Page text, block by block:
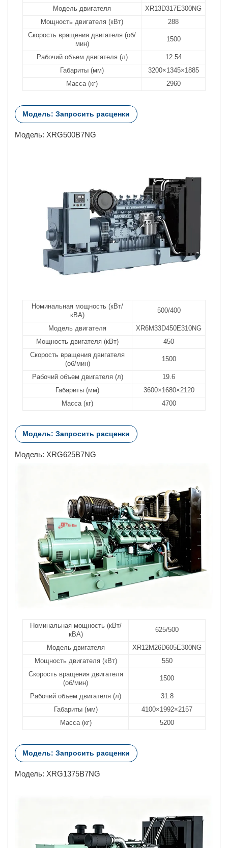
Модель двигателя
XR13D317E300NG
Мощность двигателя (кВт)
288
Скорость вращения двигателя (об/
мин)
1500
Рабочий объем двигателя (л)
12.54
Габариты (мм)
3200×1345×1885
Масса (кг)
2960
Модель: Запросить расценки
Модель: XRG500B7NG
Номинальная мощность (кВт/
кВА)
500/400
Модель двигателя
XR6M33D450E310NG
Мощность двигателя (кВт)
450
Скорость вращения двигателя
(об/мин)
1500
Рабочий объем двигателя (л)
19.6
Габариты (мм)
3600×1680×2120
Масса (кг)
4700
Модель: Запросить расценки
Модель: XRG625B7NG
Номинальная мощность (кВт/
кВА)
625/500
Модель двигателя
XR12M26D605E300NG
Мощность двигателя (кВт)
550
Скорость вращения двигателя
(об/мин)
1500
Рабочий объем двигателя (л)
31.8
Габариты (мм)
4100×1992×2157
Масса (кг)
5200
Модель: Запросить расценки
Модель: XRG1375B7NG